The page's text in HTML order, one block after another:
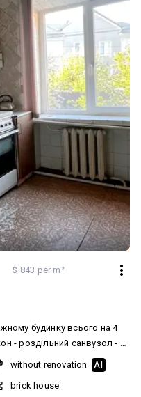
$ 843 per m²
будинку всього на 4
кількість сусідів -
будинку площею
паркування авто,
without renovation AI
brick house